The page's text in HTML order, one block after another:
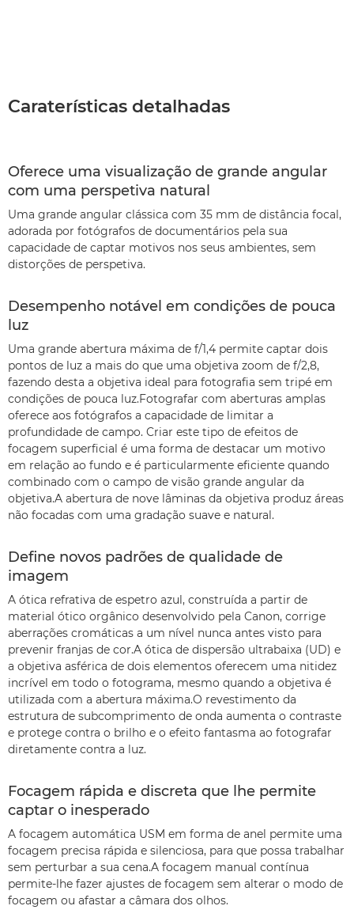
Caraterísticas detalhadas
Oferece uma visualização de grande angular
com uma perspetiva natural
Uma grande angular clássica com 35 mm de distância focal,
adorada por fotógrafos de documentários pela sua
capacidade de captar motivos nos seus ambientes, sem
distorções de perspetiva.
Desempenho notável em condições de pouca
luz
Uma grande abertura máxima de f/1,4 permite captar dois
pontos de luz a mais do que uma objetiva zoom de f/2,8,
fazendo desta a objetiva ideal para fotografia sem tripé em
condições de pouca luz.Fotografar com aberturas amplas
oferece aos fotógrafos a capacidade de limitar a
profundidade de campo. Criar este tipo de efeitos de
focagem superficial é uma forma de destacar um motivo
em relação ao fundo e é particularmente eficiente quando
combinado com o campo de visão grande angular da
objetiva.A abertura de nove lâminas da objetiva produz áreas
não focadas com uma gradação suave e natural.
Define novos padrões de qualidade de
imagem
A ótica refrativa de espetro azul, construída a partir de
material ótico orgânico desenvolvido pela Canon, corrige
aberrações cromáticas a um nível nunca antes visto para
prevenir franjas de cor.A ótica de dispersão ultrabaixa (UD) e
a objetiva asférica de dois elementos oferecem uma nitidez
incrível em todo o fotograma, mesmo quando a objetiva é
utilizada com a abertura máxima.O revestimento da
estrutura de subcomprimento de onda aumenta o contraste
e protege contra o brilho e o efeito fantasma ao fotografar
diretamente contra a luz.
Focagem rápida e discreta que lhe permite
captar o inesperado
A focagem automática USM em forma de anel permite uma
focagem precisa rápida e silenciosa, para que possa trabalhar
sem perturbar a sua cena.A focagem manual contínua
permite-lhe fazer ajustes de focagem sem alterar o modo de
focagem ou afastar a câmara dos olhos.